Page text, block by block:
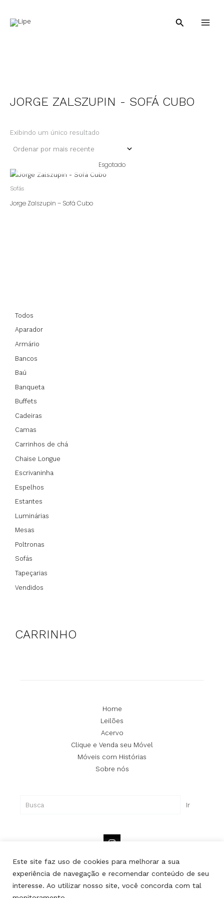
Este site faz uso de cookies para melhorar a sua
experiência de navegação e recomendar conteúdo de seu
interesse. Ao utilizar nosso site, você concorda com tal
para
Pesquisar
Todos
Aparador
Armário
Bancos
Baú
Banqueta
Buffets
Cadeiras
Camas
Carrinhos de chá
Chaise Longue
Escrivaninha
Espelhos
Estantes
Luminárias
Mesas
Poltronas
Sofás
Tapeçarias
Vendidos
CARRINHO
JORGE ZALSZUPIN - SOFÁ CUBO
Exibindo um único resultado
Esgotado
Sofás
Jorge Zalszupin – Sofá Cubo
Home
Leilões
Acervo
Clique e Venda seu Móvel
Móveis com Histórias
Sobre nós
Ir
Copyright © Lipe | Todos os direitos reservados.